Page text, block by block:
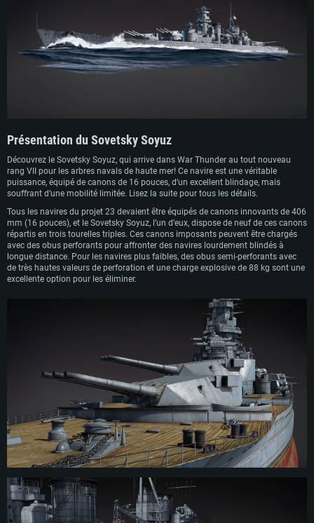
un attribut de grande puissance et un instrument d’influence internationale.
Les quatre premiers navires devaient être mis en chantier en 1937 pour être
intégrés à la flotte d’ici 1941. Cependant, la mise en œuvre d’un programme
d’une telle envergure a rencontré d’énormes problèmes dès le début. Bien que
quatre navires aient été mis en chantier avant le début de la guerre (Sovetsky
Soyuz à Leningrad, Sovetskaya Ukraina à Nikolaïev, Sovetskaya Belorussiya et
En juin 1941, l’état d’avancement technique du Sovetsky Soyuz, navire de tête,
n’était qu’à 21 %, et encore moins pour les autres. Le déclenchement de la
guerre a mis fin à ce programme très ambitieux et, en juillet 1941, par décret du
Comité de défense de l’État, la construction de tous les cuirassés a été arrêtée
et leurs coques ont ensuite été démantelées pour la ferraille.
Présentation du Sovetsky Soyuz
Découvrez le Sovetsky Soyuz, qui arrive dans War Thunder au tout nouveau
rang VII pour les arbres navals de haute mer! Ce navire est une véritable
puissance, équipé de canons de 16 pouces, d’un excellent blindage, mais
souffrant d’une mobilité limitée. Lisez la suite pour tous les détails.
Tous les navires du projet 23 devaient être équipés de canons innovants de 406
mm (16 pouces), et le Sovetsky Soyuz, l’un d’eux, dispose de neuf de ces canons
répartis en trois tourelles triples. Ces canons imposants peuvent être chargés
avec des obus perforants pour affronter des navires lourdement blindés à
longue distance. Pour les navires plus faibles, des obus semi-perforants avec
de très hautes valeurs de perforation et une charge explosive de 88 kg sont une
excellente option pour les éliminer.